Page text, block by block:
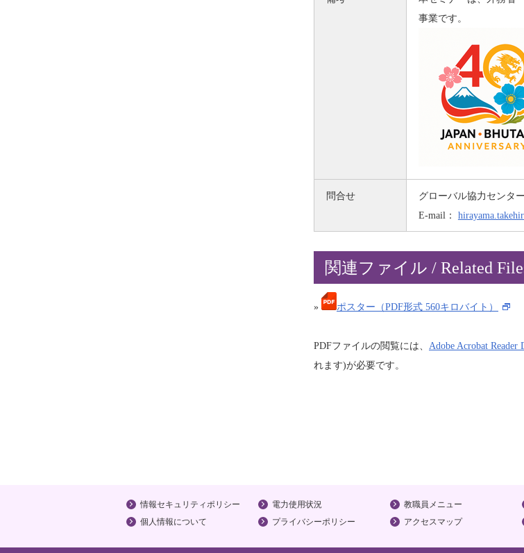
事業です。
問合せ
グローバル協力センタ
E-mail：
関連ファイル / Related
» ポスター（PDF形式 560キロバイト）
PDFファイルの閲覧には、 Adobe Acrobat Reader
れます)が必要です。
情報セキュリティポリシー 電力使用状況 教職員メニュー
個人情報について プライバシーポリシー アクセスマップ